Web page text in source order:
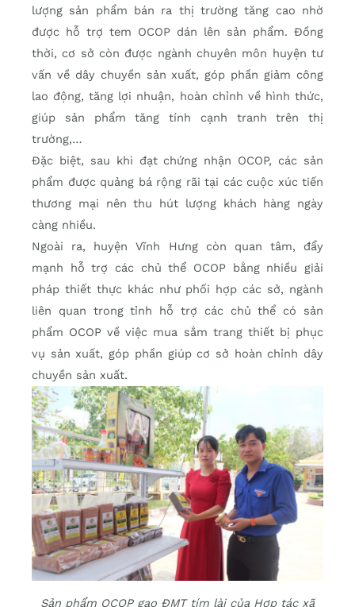
lượng sản phẩm bán ra thị trường tăng cao nhờ
được hỗ trợ tem OCOP dán lên sản phẩm. Đồng
thời, cơ sở còn được ngành chuyên môn huyện tư
vấn về dây chuyền sản xuất, góp phần giảm công
lao động, tăng lợi nhuận, hoàn chỉnh về hình thức,
giúp sản phẩm tăng tính cạnh tranh trên thị
trường,…
Đặc biệt, sau khi đạt chứng nhận OCOP, các sản
phẩm được quảng bá rộng rãi tại các cuộc xúc tiến
thương mại nên thu hút lượng khách hàng ngày
càng nhiều.
Ngoài ra, huyện Vĩnh Hưng còn quan tâm, đẩy
mạnh hỗ trợ các chủ thể OCOP bằng nhiều giải
pháp thiết thực khác như phối hợp các sở, ngành
liên quan trong tỉnh hỗ trợ các chủ thể có sản
phẩm OCOP về việc mua sắm trang thiết bị phục
vụ sản xuất, góp phần giúp cơ sở hoàn chỉnh dây
chuyền sản xuất.
Sản phẩm OCOP gạo ĐMT tím lài của Hợp tác xã